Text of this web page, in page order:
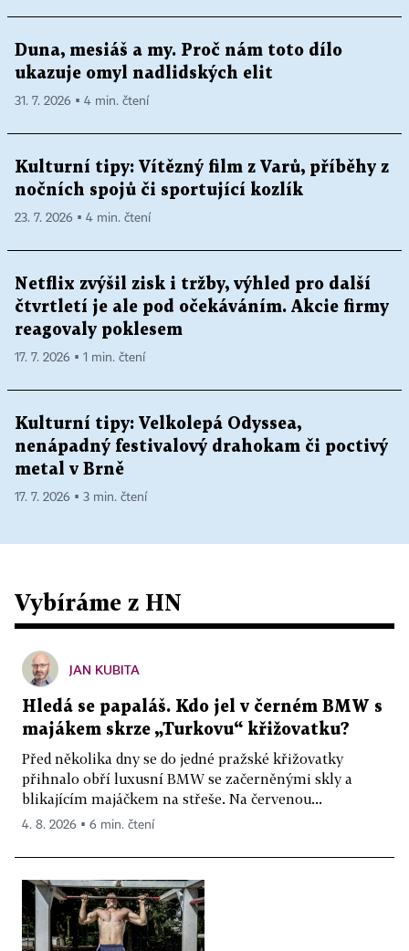
Duna, mesiáš a my. Proč nám toto dílo
ukazuje omyl nadlidských elit
31. 7. 2026 ▪ 4 min. čtení
Kulturní tipy: Vítězný film z Varů, příběhy z
nočních spojů či sportující kozlík
23. 7. 2026 ▪ 4 min. čtení
Netflix zvýšil zisk i tržby, výhled pro další
čtvrtletí je ale pod očekáváním. Akcie firmy
reagovaly poklesem
17. 7. 2026 ▪ 1 min. čtení
Kulturní tipy: Velkolepá Odyssea,
nenápadný festivalový drahokam či poctivý
metal v Brně
17. 7. 2026 ▪ 3 min. čtení
Vybíráme z HN
JAN KUBITA
Hledá se papaláš. Kdo jel v černém BMW s
majákem skrze „Turkovu“ křižovatku?
Před několika dny se do jedné pražské křižovatky
přihnalo obří luxusní BMW se začerněnými skly a
blikajícím majáčkem na střeše. Na červenou...
4. 8. 2026 ▪ 6 min. čtení